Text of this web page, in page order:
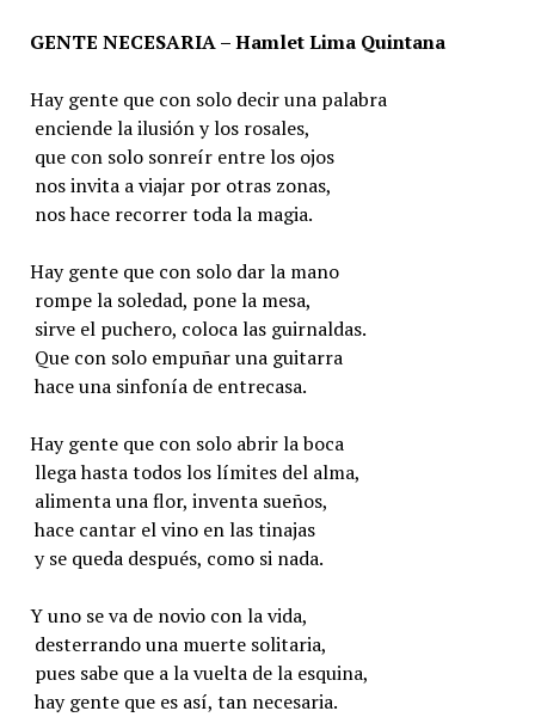
GENTE NECESARIA – Hamlet Lima Quintana
Hay gente que con solo decir una palabra
enciende la ilusión y los rosales,
que con solo sonreír entre los ojos
nos invita a viajar por otras zonas,
nos hace recorrer toda la magia.
Hay gente que con solo dar la mano
rompe la soledad, pone la mesa,
sirve el puchero, coloca las guirnaldas.
Que con solo empuñar una guitarra
hace una sinfonía de entrecasa.
Hay gente que con solo abrir la boca
llega hasta todos los límites del alma,
alimenta una flor, inventa sueños,
hace cantar el vino en las tinajas
y se queda después, como si nada.
Y uno se va de novio con la vida,
desterrando una muerte solitaria,
pues sabe que a la vuelta de la esquina,
hay gente que es así, tan necesaria.